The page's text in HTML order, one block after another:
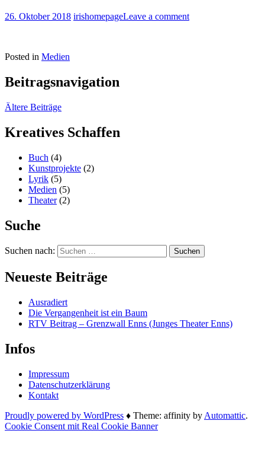
26. Oktober 2018 irishomepageLeave a comment
Posted in Medien
Beitragsnavigation
Ältere Beiträge
Kreatives Schaffen
Buch (4)
Kunstprojekte (2)
Lyrik (5)
Medien (5)
Theater(2)
Suche
Suchen nach:
Neueste Beiträge
Ausradiert
Die Vergangenheit ist ein Baum
RTV Beitrag – Grenzwall Enns (Junges Theater Enns)
Infos
Impressum
Datenschutzerklärung
Kontakt
Proudly powered by WordPress ♦ Theme: affinity by Automattic.
Cookie Consent mit Real Cookie Banner